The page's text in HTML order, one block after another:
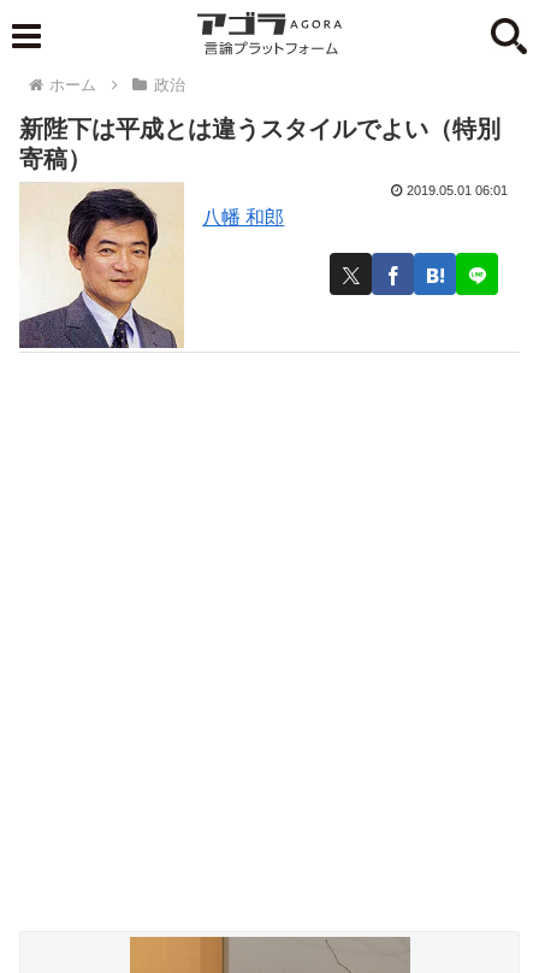
ホーム 政治
新陛下は平成とは違うスタイルでよい（特別
寄稿）
八幡 和郎
2019.05.01 06:01